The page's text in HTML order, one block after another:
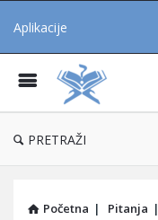
Aplikacije
PRETRAŽI
Početna | Pitanja |